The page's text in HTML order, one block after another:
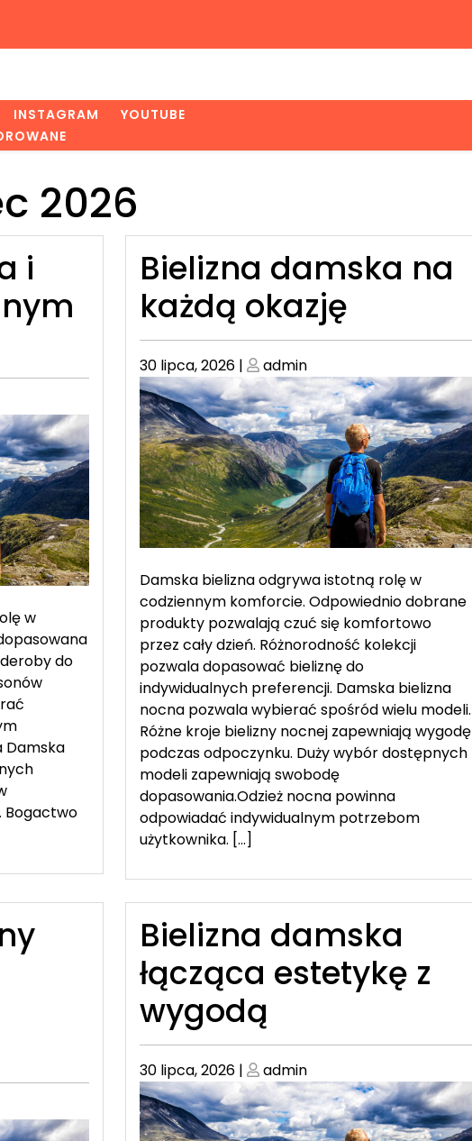
INSTAGRAM
YOUTUBE
2026
i
w
do
Damska
Bogactwo
Bielizna damska na
każdą okazję
Posted
on
30 lipca, 2026| Posted
on
admin
Damska bielizna odgrywa istotną rolę w
codziennym komforcie. Odpowiednio dobrane
produkty pozwalają czuć się komfortowo
przez cały dzień. Różnorodność kolekcji
pozwala dopasować bieliznę do
indywidualnych preferencji. Damska bielizna
nocna pozwala wybierać spośród wielu modeli.
Różne kroje bielizny nocnej zapewniają wygodę
podczas odpoczynku. Duży wybór dostępnych
modeli zapewniają swobodę
dopasowania.Odzież nocna powinna
odpowiadać indywidualnym potrzebom
użytkownika. […]
Bielizna damska
łącząca estetykę z
wygodą
Posted
on
30 lipca, 2026| Posted
on
admin